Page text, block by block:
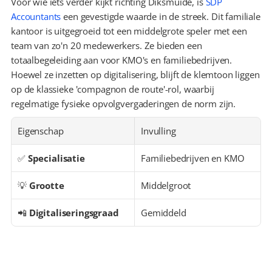
Accountants een gevestigde waarde in de streek. Dit familiale
kantoor is uitgegroeid tot een middelgrote speler met een
team van zo'n 20 medewerkers. Ze bieden een
totaalbegeleiding aan voor KMO's en familiebedrijven.
Hoewel ze inzetten op digitalisering, blijft de klemtoon liggen
op de klassieke 'compagnon de route'-rol, waarbij
regelmatige fysieke opvolgvergaderingen de norm zijn.
Eigenschap Invulling
✅ Specialisatie Familiebedrijven en KMO
💡 Grootte Middelgroot
📲 Digitaliseringsgraad Gemiddeld